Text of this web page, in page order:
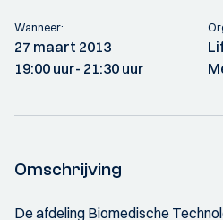
Wanneer:
27 maart 2013
19:00 uur- 21:30 uur
Omschrijving
De afdeling Biomedische